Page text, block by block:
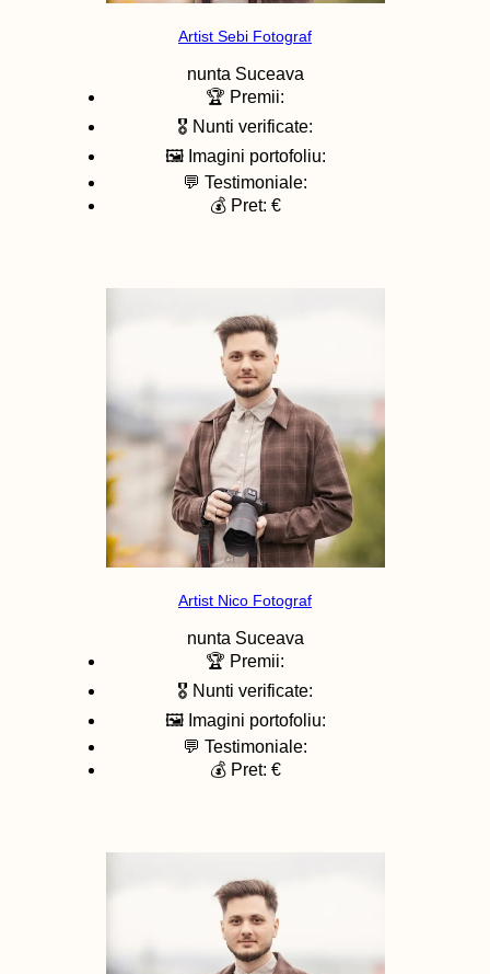
Artist Sebi Fotograf
nunta Suceava
🏆 Premii:
🎖️ Nunti verificate:
🖼️ Imagini portofoliu:
💬 Testimoniale:
💰 Pret: €
Artist Nico Fotograf
nunta Suceava
🏆 Premii:
🎖️ Nunti verificate:
🖼️ Imagini portofoliu:
💬 Testimoniale:
💰 Pret: €